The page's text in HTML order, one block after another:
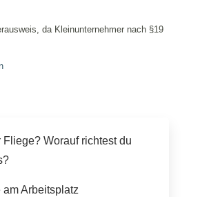
da Kleinunternehmer nach §19
Fliege? Worauf richtest du
am Arbeitsplatz